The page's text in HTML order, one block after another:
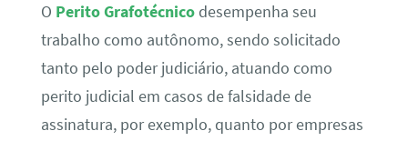
O Perito Grafotécnicodesempenha seu
trabalho como autônomo, sendo solicitado
tanto pelo poder judiciário, atuando como
perito judicial em casos de falsidade de
assinatura, por exemplo, quanto por empresas